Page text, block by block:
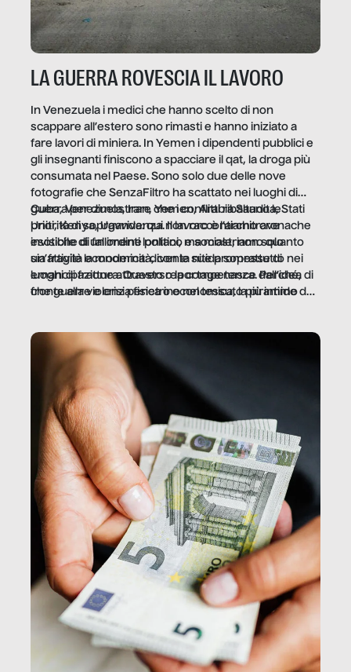
LA GUERRA ROVESCIA IL LAVORO
In Venezuela i medici che hanno scelto di non
scappare all’estero sono rimasti e hanno iniziato a
fare lavori di miniera. In Yemen i dipendenti pubblici e
gli insegnanti finiscono a spacciare il qat, la droga più
consumata nel Paese. Sono solo due delle nove
fotografie che SenzaFiltro ha scattato nei luoghi di
guerra per dimostrare che i conflitti ribaltano le
priorità di sopravvivenza. Il lavoro è l’architrave
invisibile di un ordine politico e sociale, non solo
un’attività economica: diventa nitida soprattutto nei
luoghi di frattura. Questo reportage nasce dall’idea
che guerre e crisi penetrino nel tessuto più intimo
Cuba, Venezuela, Iran, Yemen, Arabia Saudita, Stati
Uniti, Kenya, Uganda: qui non raccontiamo cronache
esotiche di fallimenti lontani, ma mostriamo quanto
sia fragile la modernità, con le sue promesse di
emancipazione attraverso la competenza. Perché, di
fronte alla violenza fisica o economica, la piramide del